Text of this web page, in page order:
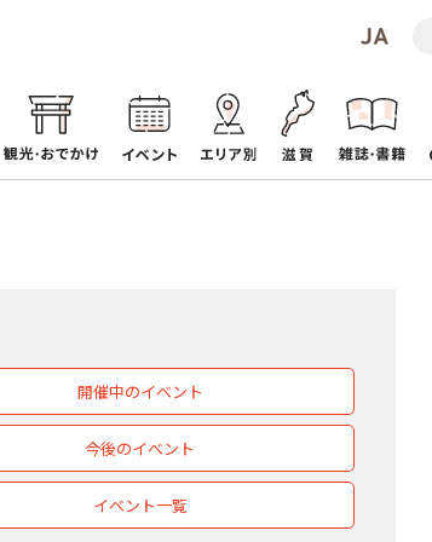
開催中のイベント
今後のイベント
イベント一覧